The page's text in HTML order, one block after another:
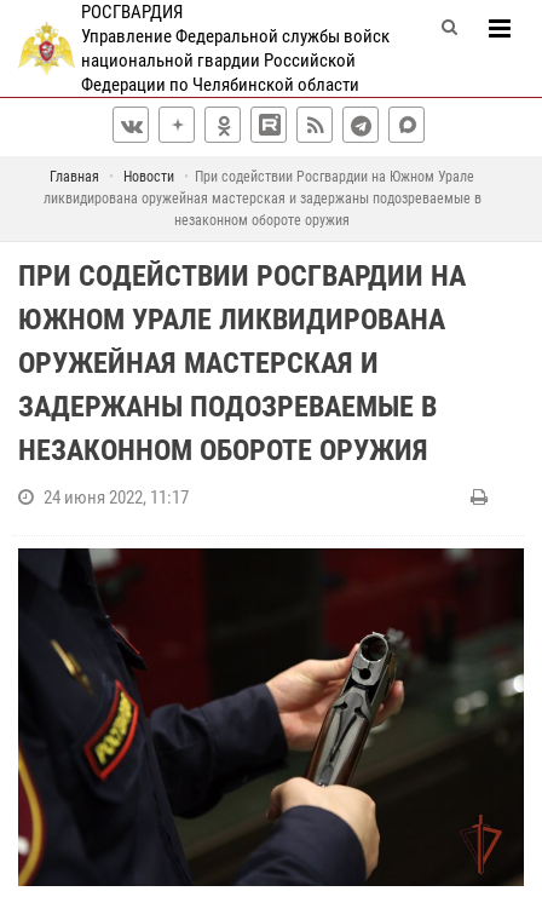
РОСГВАРДИЯ
Управление Федеральной службы войск
национальной гвардии Российской
Федерации по Челябинской области
Главная Новости
При содействии Росгвардии на Южном Урале
ликвидирована оружейная мастерская и задержаны подозреваемые в
незаконном обороте оружия
ПРИ СОДЕЙСТВИИ РОСГВАРДИИ НА
ЮЖНОМ УРАЛЕ ЛИКВИДИРОВАНА
ОРУЖЕЙНАЯ МАСТЕРСКАЯ И
ЗАДЕРЖАНЫ ПОДОЗРЕВАЕМЫЕ В
НЕЗАКОННОМ ОБОРОТЕ ОРУЖИЯ
24 июня 2022, 11:17